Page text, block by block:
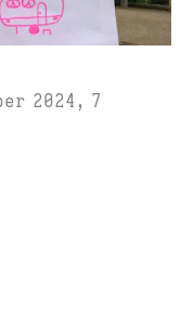
2024, 7